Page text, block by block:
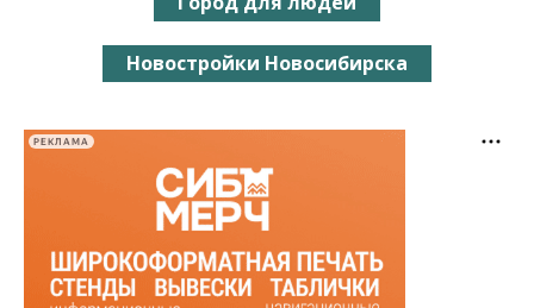
Новостройки Новосибирска
РЕКЛАМА